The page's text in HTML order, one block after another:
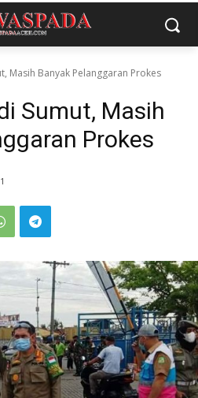
Masih Banyak Pelanggaran Prokes
Sumut, Masih
Prokes